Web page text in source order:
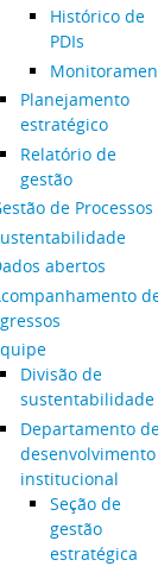
Histórico de
PDIs
Planejamento
estratégico
Relatório de
gestão
de Processos
abertos
Divisão de
sustentabilidade
Departamento
desenvolvimento
institucional
Seção de
gestão
estratégica